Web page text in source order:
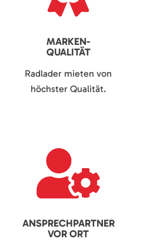
MARKEN-
QUALITÄT
Radlader mieten von
höchster Qualität.
ANSPRECHPARTNER
VOR ORT